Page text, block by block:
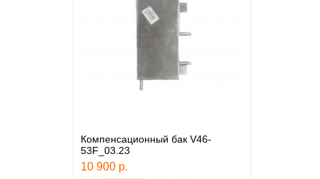
Компенсационный бак V46-
53F_03.23
10 900 р.